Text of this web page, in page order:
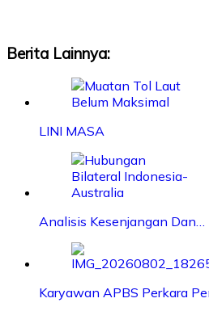
Berita Lainnya:
LINI MASA
Analisis Kesenjangan Dan…
Karyawan APBS Perkara